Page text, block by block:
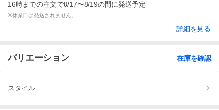
16時までの注文で8/17〜8/19の間に発送予定
※休業日は発送されません。
詳細を見る
バリエーション 在庫を確認
スタイル